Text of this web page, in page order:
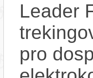
Leader
pro